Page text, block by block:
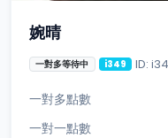
婉晴
一對多等待中 i349 ID:
一對多點數
一對一點數